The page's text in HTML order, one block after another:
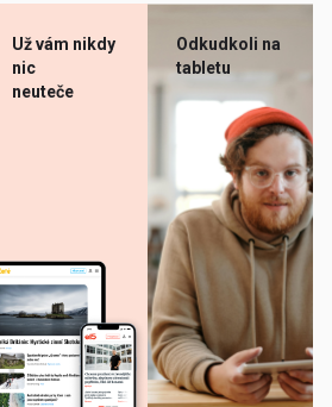
Už vám nikdy
nic
neuteče
Odkudkoli na
tabletu